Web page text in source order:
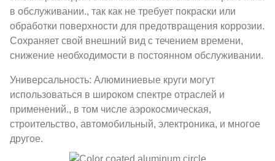
в обслуживании., так как не требует покраски или
обработки поверхности для предотвращения коррозии.
Сохраняет свой внешний вид с течением времени,
снижение необходимости в постоянном обслуживании.
Универсальность: Алюминиевые круги могут
использоваться в широком спектре отраслей и
применений., в том числе аэрокосмическая,
строительство, автомобильный, электроника, и многое
другое.